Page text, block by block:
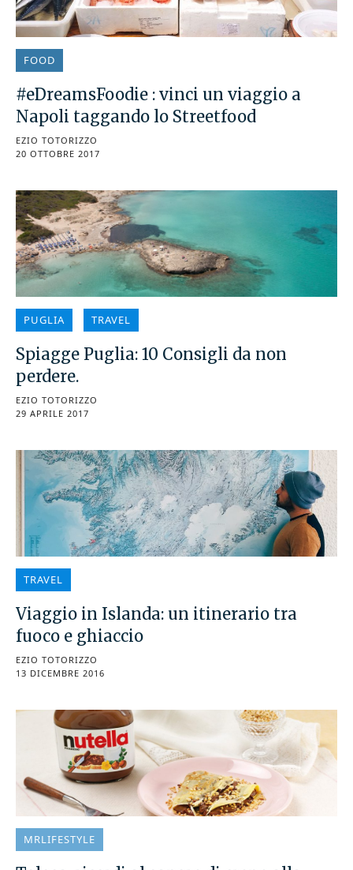
FOOD
#eDreamsFoodie : vinci un viaggio a
Napoli taggando lo Streetfood
EZIO TOTORIZZO
20 OTTOBRE 2017
PUGLIA TRAVEL
Spiagge Puglia: 10 Consigli da non
perdere.
EZIO TOTORIZZO
29 APRILE 2017
TRAVEL
Viaggio in Islanda: un itinerario tra
fuoco e ghiaccio
EZIO TOTORIZZO
13 DICEMBRE 2016
MRLIFESTYLE